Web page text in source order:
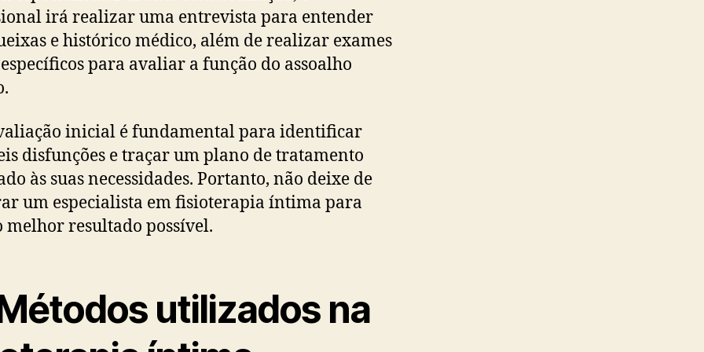
irá realizar uma entrevista para entender
e histórico médico, além de realizar exames
para avaliar a função do assoalho
inicial é fundamental para identificar
disfunções e traçar um plano de tratamento
às suas necessidades. Portanto, não deixe de
um especialista em fisioterapia íntima para
melhor resultado possível.
utilizados na